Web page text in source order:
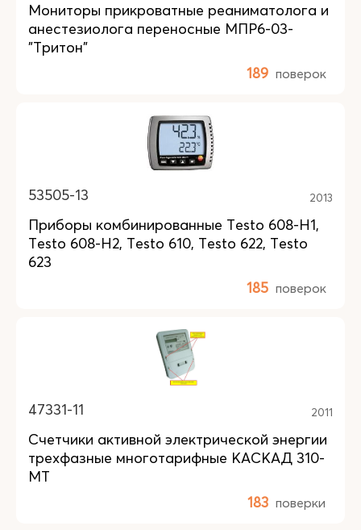
Мониторы прикроватные реаниматолога и
анестезиолога переносные МПР6-03-
"Тритон"
189 поверок
53505-13 2013
Приборы комбинированные Testo 608-Н1,
Testo 608-Н2, Testo 610, Testo 622, Testo
623
185 поверок
47331-11 2011
Счетчики активной электрической энергии
трехфазные многотарифные КАСКАД 310-
МТ
183 поверки